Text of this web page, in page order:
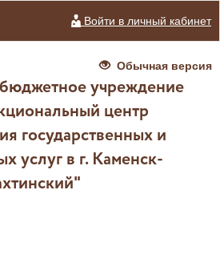
Войти в личный кабинет
Обычная версия
учреждение
центр
государственных и
услуг в г. Каменск-